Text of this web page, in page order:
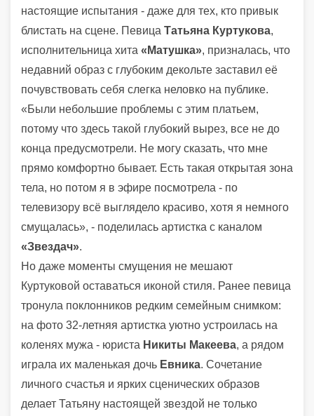
настоящие испытания - даже для тех, кто привык
блистать на сцене. Певица Татьяна Куртукова,
исполнительница хита «Матушка», призналась, что
недавний образ с глубоким декольте заставил её
почувствовать себя слегка неловко на публике.
«Были небольшие проблемы с этим платьем,
потому что здесь такой глубокий вырез, все не до
конца предусмотрели. Не могу сказать, что мне
прямо комфортно бывает. Есть такая открытая зона
тела, но потом я в эфире посмотрела - по
телевизору всё выглядело красиво, хотя я немного
смущалась», - поделилась артистка с каналом
«Звездач».
Но даже моменты смущения не мешают
Куртуковой оставаться иконой стиля. Ранее певица
тронула поклонников редким семейным снимком:
на фото 32-летняя артистка уютно устроилась на
коленях мужа - юриста Никиты Макеева, а рядом
играла их маленькая дочь Евника. Сочетание
личного счастья и ярких сценических образов
делает Татьяну настоящей звездой не только